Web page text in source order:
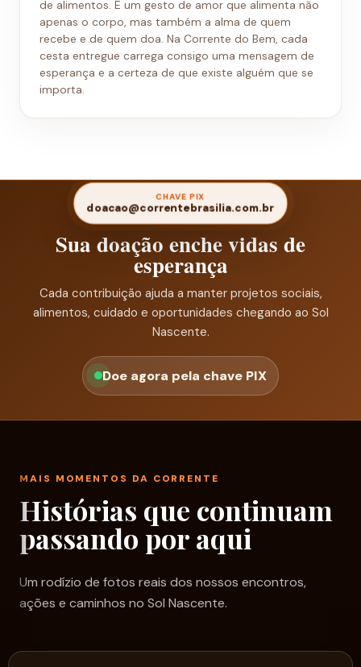
de alimentos. É um gesto de amor que alimenta não
apenas o corpo, mas também a alma de quem
recebe e de quem doa. Na Corrente do Bem, cada
cesta entregue carrega consigo uma mensagem de
esperança e a certeza de que existe alguém que se
importa.
CHAVE PIX
doacao@correntebrasilia.com.br
Sua doação enche vidas de
esperança
Cada contribuição ajuda a manter projetos sociais,
alimentos, cuidado e oportunidades chegando ao Sol
Nascente.
Doe agora pela chave PIX
MAIS MOMENTOS DA CORRENTE
Histórias que continuam
passando por aqui
Um rodízio de fotos reais dos nossos encontros,
ações e caminhos no Sol Nascente.